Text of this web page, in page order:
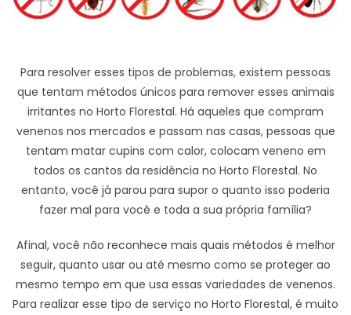
Para resolver esses tipos de problemas, existem pessoas
que tentam métodos únicos para remover esses animais
irritantes no Horto Florestal. Há aqueles que compram
venenos nos mercados e passam nas casas, pessoas que
tentam matar cupins com calor, colocam veneno em
todos os cantos da residência no Horto Florestal. No
entanto, você já parou para supor o quanto isso poderia
fazer mal para você e toda a sua própria família?
Afinal, você não reconhece mais quais métodos é melhor
seguir, quanto usar ou até mesmo como se proteger ao
mesmo tempo em que usa essas variedades de venenos.
Para realizar esse tipo de serviço no Horto Florestal, é muito